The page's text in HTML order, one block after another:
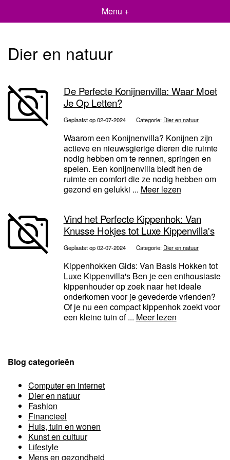
Menu +
Dier en natuur
De Perfecte Konijnenvilla: Waar Moet
Je Op Letten?
Geplaatst op 02-07-2024 Categorie: Dier en natuur
Waarom een Konijnenvilla? Konijnen zijn
actieve en nieuwsgierige dieren die ruimte
nodig hebben om te rennen, springen en
spelen. Een konijnenvilla biedt hen de
ruimte en comfort die ze nodig hebben om
gezond en gelukki ... Meer lezen
Vind het Perfecte Kippenhok: Van
Knusse Hokjes tot Luxe Kippenvilla's
Geplaatst op 02-07-2024 Categorie: Dier en natuur
Kippenhokken Gids: Van Basis Hokken tot
Luxe Kippenvilla's Ben je een enthousiaste
kippenhouder op zoek naar het ideale
onderkomen voor je gevederde vrienden?
Of je nu een compact kippenhok zoekt voor
een kleine tuin of ... Meer lezen
Blog categorieën
Computer en internet
Dier en natuur
Fashion
Financieel
Huis, tuin en wonen
Kunst en cultuur
Lifestyle
Mens en gezondheid